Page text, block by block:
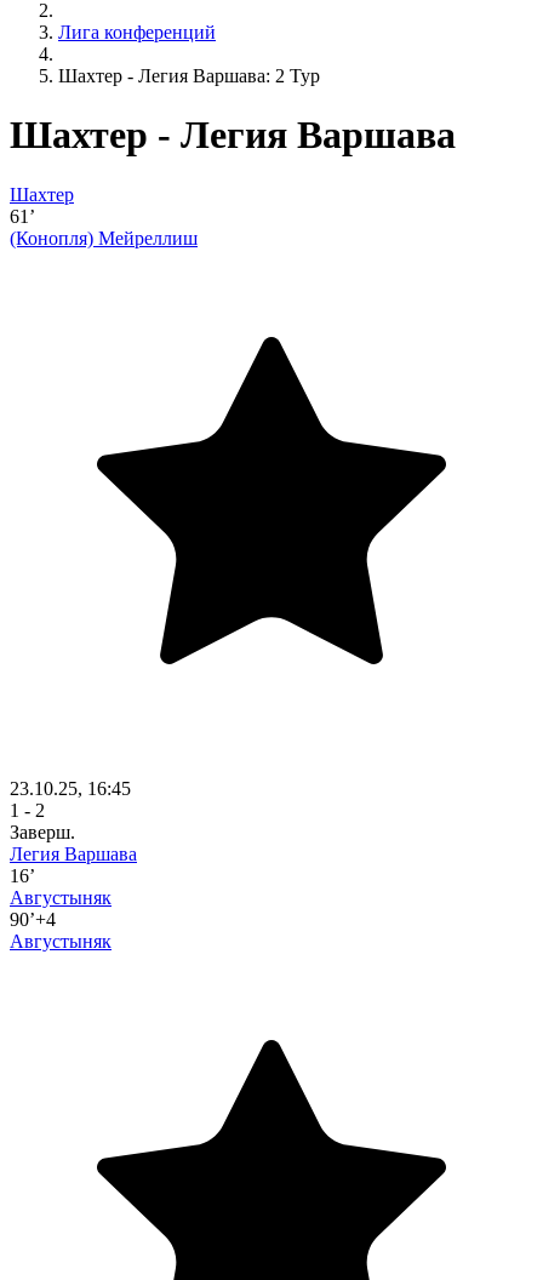
Лига конференций
Шахтер - Легия Варшава: 2 Тур
Шахтер - Легия Варшава
Шахтер
61’
(Конопля) Мейреллиш
23.10.25, 16:45
1 - 2
Заверш.
Легия Варшава
16’
Августыняк
90’+4
Августыняк